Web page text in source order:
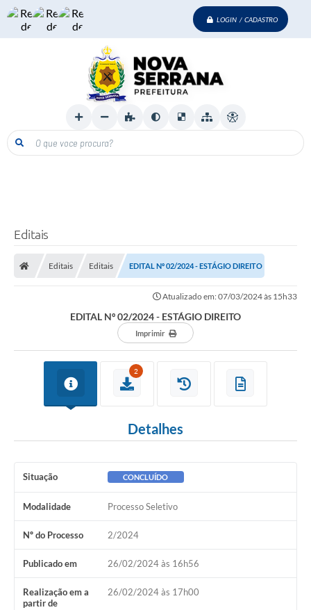
LOGIN / CADASTRO
O que voce procura?
Editais
Editais Editais EDITAL Nº 02/2024 - ESTÁGIO DIREITO
Atualizado em: 07/03/2024 às 15h33
EDITAL Nº 02/2024 - ESTÁGIO DIREITO
Imprimir
2
Detalhes
Situação CONCLUÍDO
Modalidade Processo Seletivo
Nº do Processo 2/2024
Publicado em 26/02/2024 às 16h56
Realização em a
partir de
26/02/2024 às 17h00